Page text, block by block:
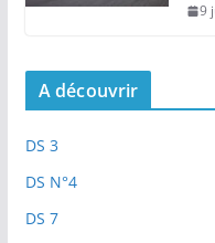
9
A découvrir
DS 3
DS N°4
DS 7